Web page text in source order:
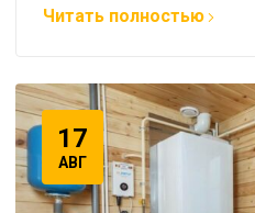
Читать полностью
17
АВГ